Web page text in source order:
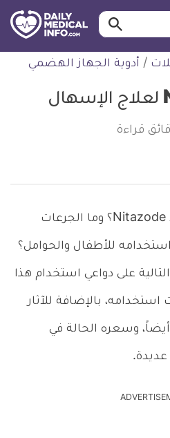
طبية
ابحث…
/ أدوية الجهاز الهضمي
قراءة
فيما يُستخدم دواء نيتازود Nitazode؟ وما الجرعات
للأطفال والحوامل؟
على دواعي استخدام هذا
استخدامه، بالإضافة للآثار
أيضاً، وسعره الحالة في